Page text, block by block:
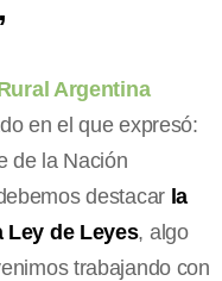
Argentina
en el que expresó:
de la Nación
destacar la
de Leyes, algo
trabajando con